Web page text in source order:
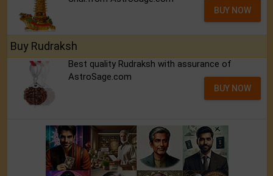
BUY NOW
Buy Rudraksh
Best quality Rudraksh with assurance of
AstroSage.com
BUY NOW